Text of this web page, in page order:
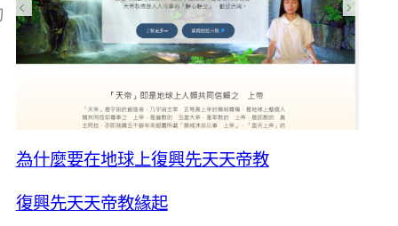
為什麼要在地球上復興先天天帝教
復興先天天帝教緣起